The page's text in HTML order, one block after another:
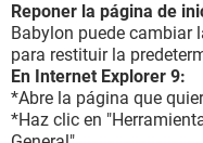
Reponer la página de
Babylon puede cambiar
para restituir la
En Internet Explorer 9:
*Abre la página que
*Haz clic en